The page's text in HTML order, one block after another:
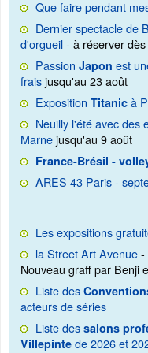
Que faire pendant
Dernier spectacle de
d'orgueil- à réserver
Passion Japon est
fraisjusqu'au 23 août
Exposition Titanic à
Neuilly l'été avec des
Marnejusqu'au 9 août
France-Brésil -
ARES 43 Paris -
Les expositions
la Street Art Avenue-
Nouveau graff par Benji
Liste des
acteurs de séries
Liste des salons
Villepinte de 2026 et